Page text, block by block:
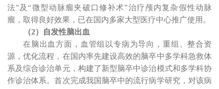
法”及“微型动脉瘤夹破口修补术”治疗颅内复杂假性动脉
瘤，取得良好效果，已在国内多家大型医疗中心推广使用。
（2）自发性脑出血
在脑出血方面，血管组以专病为导向，重组、整合资
源，优化流程，在国内率先建设高效的脑卒中多学科急救体
系及综合诊治单元，构建了新型脑卒中诊治模式和多学科协
作诊治体系。首次完成我国脑卒中的流行病学研究，对该病